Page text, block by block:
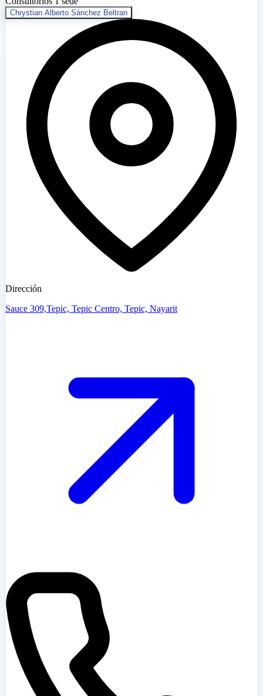
Chrystian Alberto Sánchez Beltran
Dirección
Sauce 309,Tepic, Tepic Centro, Tepic, Nayarit